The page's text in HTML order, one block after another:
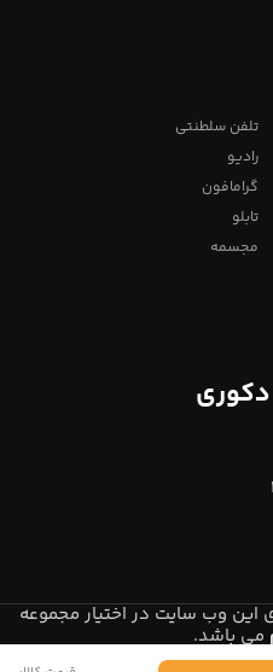
تلفن سلطنتی
رادیو
گرامافون
تابلو
مجسمه
وب سایت در اختیار مجموعه
می باشد.